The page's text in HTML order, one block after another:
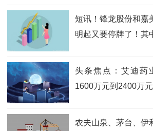
短讯！锋龙股份和嘉
明起又要停牌了！其
头条焦点：艾迪药
1600万元到2400万元
农夫山泉、茅台、伊